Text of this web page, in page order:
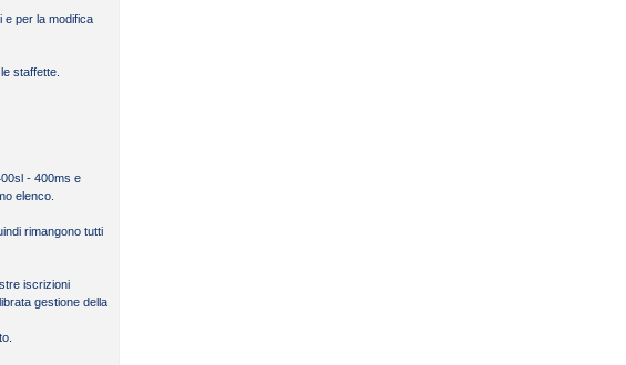
e per la modifica
staffette.
- 400ms e
elenco.
rimangono tutti
iscrizioni
gestione della